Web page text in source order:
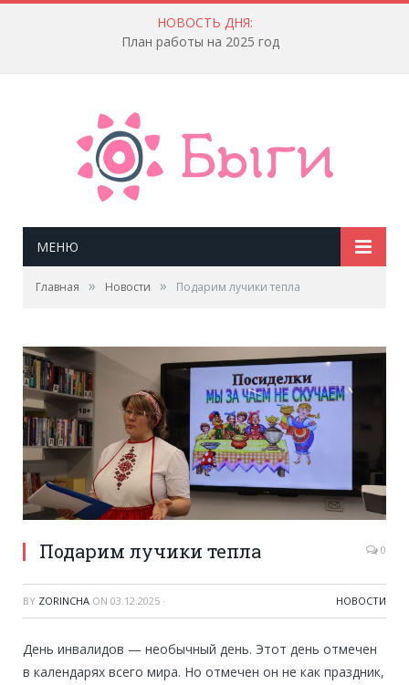
НОВОСТЬ ДНЯ:
План работы на 2025 год
МЕНЮ
Главная » Новости » Подарим лучики тепла
Подарим лучики тепла 0
BY ZORINCHA ON 03.12.2025 · НОВОСТИ
День инвалидов — необычный день. Этот день отмечен
в календарях всего мира. Но отмечен он не как праздник,